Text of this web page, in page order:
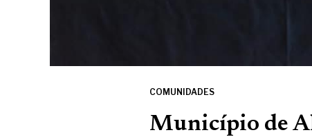
COMUNIDADES
Município de